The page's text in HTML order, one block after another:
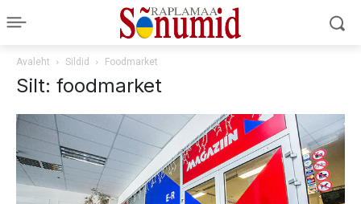
Avaleht Sildid Foodmarket
Silt: foodmarket